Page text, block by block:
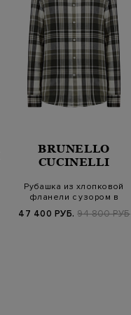
BRUNELLO
CUCINELLI
Рубашка из хлопковой
фланели с узором в
47 400 РУБ. 94 800 РУБ.